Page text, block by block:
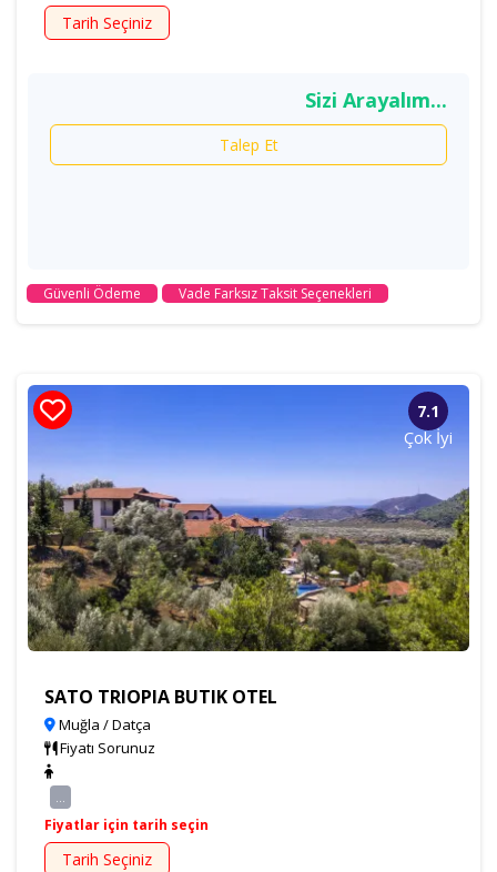
Tarih Seçiniz
Sizi Arayalım...
Talep Et
Güvenli Ödeme Vade Farksız Taksit Seçenekleri
7.1
Çok İyi
SATO TRIOPIA BUTIK OTEL
Muğla / Datça
Fiyatı Sorunuz
...
Fiyatlar için tarih seçin
Tarih Seçiniz